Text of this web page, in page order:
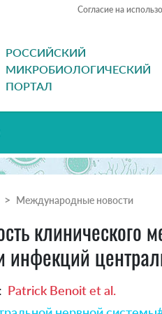
Согласие на
РОССИЙСКИЙ
МИКРОБИОЛОГИЧЕСКИЙ
ПОРТАЛ
Международные новости
клинического
инфекций
Patrick Benoit et al.